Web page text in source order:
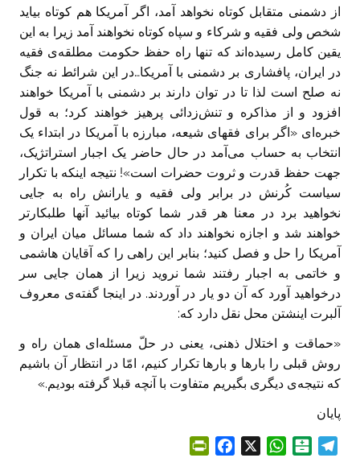
از دشمنی متقابل کوتاه نخواهد آمد، اگر آمریکا هم کوتاه بیاید
شخص ولی فقیه و شرکاء و سپاه کوتاه نخواهند آمد زیرا به این
یقین کامل رسیده‌اند که تنها ‏راه حفظ حکومت مطلقه‌ی فقیه
در ایران، پافشاری بر دشمنی با آمریکا…در این شرائط نه جنگ
نه صلح است لذا تا در توان دارند بر دشمنی با آمریکا خواهند
افزود و از مذاکره و تنش‌زدائی پرهیز خواهند کرد؛ به قول
خبره‌ای «اگر برای فقهای شیعه، مبارزه با آمریکا در ابتداء یک
انتخاب به حساب می‌آمد در حال حاضر یک اجبار استراتژیک،
جهت حفظ قدرت و ثروت حضرات است»! نتیجه اینکه با تکرار
سیاست کُرنش در برابر ولی فقیه و یارانش راه به جايی
نخواهید برد در معنا هر قدر شما کوتاه بیائید آنها طلبکارتر
خواهند شد و اجازه نخواهند داد که شما مسائل میان ایران و
آمریکا را حل و فصل کنید؛ بنابر این راهی را که آقایان‌ هاشمی
و خاتمی به اجبار رفتند شما نروید زیرا از همان جايی سر
درخواهید آورد که آن دو یار در آوردند. در اینجا گفته‌ی معروف
آلبرت اینشتن محل نقل دارد که:‏
«حماقت و اختلال ذهنی، یعنی در حلّ مسئله‌ای همان راه و
روش قبلی را بارها و بارها تکرار کنیم، امّا در انتظار آن باشیم
که نتیجه‌ی دیگری بگیریم متفاوت با آنچه قبلا گرفته بودیم.»
پایان ‏
W